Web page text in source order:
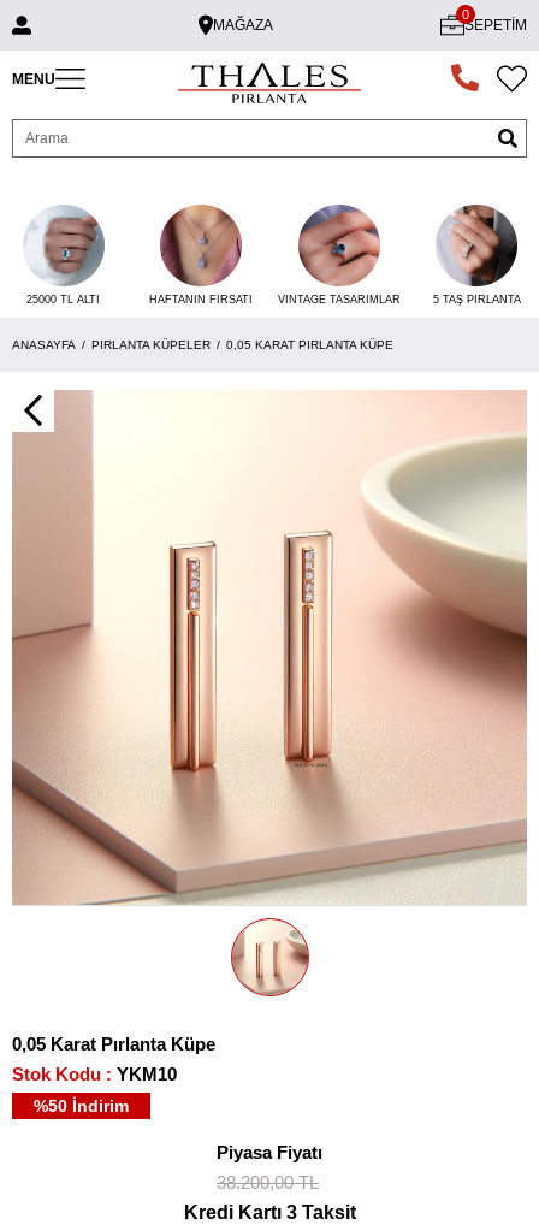
MAĞAZA SEPETIM
0
MENU
25000 TL ALTI HAFTANIN FIRSATI VINTAGE TASARIMLAR 5 TAŞ PIRLANTA
ANASAYFA PIRLANTA KÜPELER 0,05 KARAT PIRLANTA KÜPE
0,05 Karat Pırlanta Küpe
Stok Kodu
YKM10
%50 İndirim
Piyasa Fiyatı
38.200,00 TL
Kredi Kartı 3 Taksit